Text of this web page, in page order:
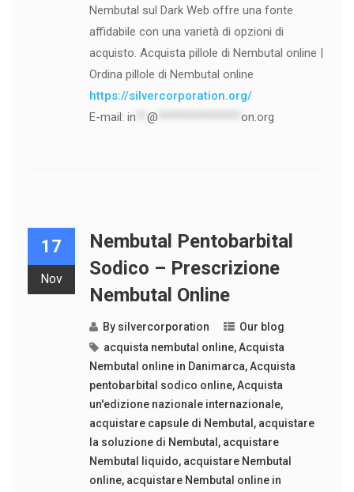
Nembutal sul Dark Web offre una fonte
affidabile con una varietà di opzioni di
acquisto. Acquista pillole di Nembutal online |
Ordina pillole di Nembutal online
https://silvercorporation.org/
E-mail: in @ on.org
17
Nov
Nembutal Pentobarbital
Sodico – Prescrizione
Nembutal Online
By silvercorporation
Our blog
acquista nembutal online,Acquista
Nembutal online in Danimarca,Acquista
pentobarbital sodico online,Acquista
un'edizione nazionale internazionale,
acquistare capsule di Nembutal , acquistare
la soluzione di Nembutal , acquistare
Nembutal liquido, acquistare Nembutal
online, acquistare Nembutal online in